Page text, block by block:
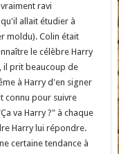
ravi
allait étudier à
moldu). Colin était
le célèbre Harry
il prit beaucoup de
à Harry d'en signer
connu pour suivre
va Harry ?" à chaque
Harry lui répondre.
certaine tendance à